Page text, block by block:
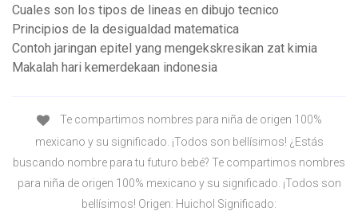
Cuales son los tipos de lineas en dibujo tecnico
Principios de la desigualdad matematica
Contoh jaringan epitel yang mengekskresikan zat kimia
Makalah hari kemerdekaan indonesia
Te compartimos nombres para niña de origen 100%
mexicano y su significado. ¡Todos son bellísimos! ¿Estás
buscando nombre para tu futuro bebé? Te compartimos nombres
para niña de origen 100% mexicano y su significado. ¡Todos son
bellísimos! Origen: Huichol Significado: